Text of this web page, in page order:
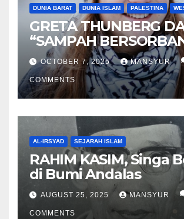
DUNIA BARAT DUNIA ISLAM PALESTINA
GRETA THUNBERG
“SAMPAH
OCTOBER 7, 2025 MANSYUR
COMMENTS
AL-IRSYAD SEJARAH ISLAM
RAHIM KASIM, Singa
di Bumi Andalas
AUGUST 25, 2025 MANSYUR
COMMENTS